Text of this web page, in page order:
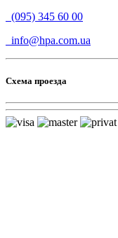
(095) 345 60 00
info@hpa.com.ua
Схема проезда